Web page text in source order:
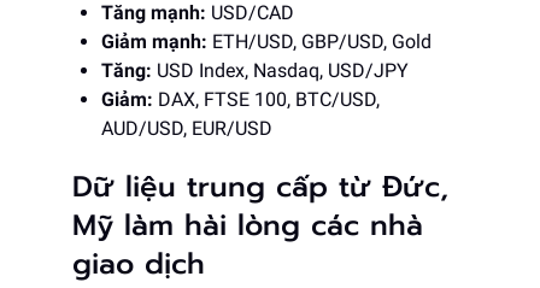
Tăng mạnh: USD/CAD
Giảm mạnh: ETH/USD, GBP/USD, Gold
Tăng: USD Index, Nasdaq, USD/JPY
Giảm: DAX, FTSE 100, BTC/USD,
AUD/USD, EUR/USD
Dữ liệu trung cấp từ Đức,
Mỹ làm hài lòng các nhà
giao dịch